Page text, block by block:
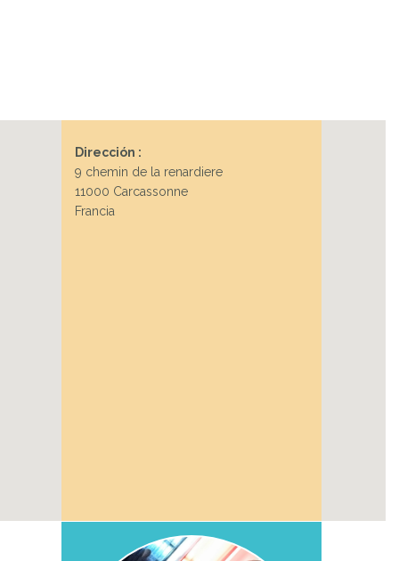
Dirección :
9 chemin de la renardiere
11000 Carcassonne
Francia